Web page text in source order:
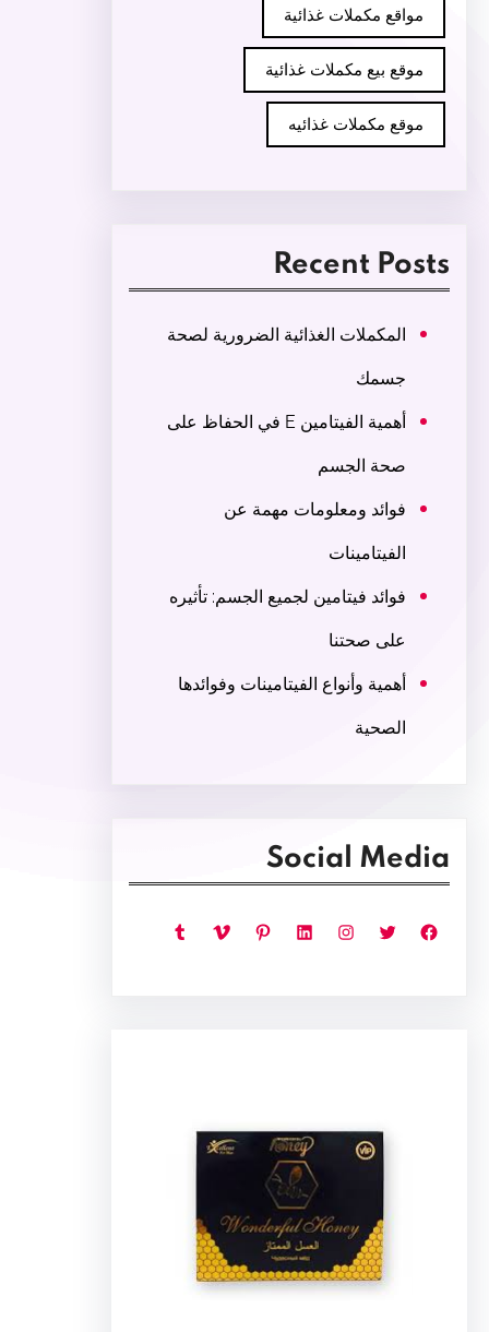
مواقع مكملات غذائية
موقع بيع مكملات غذائية
موقع مكملات غذائيه
Recent Posts
المكملات الغذائية الضرورية لصحة
جسمك
أهمية الفيتامين E في الحفاظ على
صحة الجسم
فوائد ومعلومات مهمة عن
الفيتامينات
فوائد فيتامين لجميع الجسم: تأثيره
على صحتنا
أهمية وأنواع الفيتامينات وفوائدها
الصحية
Social Media
فيسبوك تويتر إنستجرام لينكد إن بينتريست فيميو تمبلر